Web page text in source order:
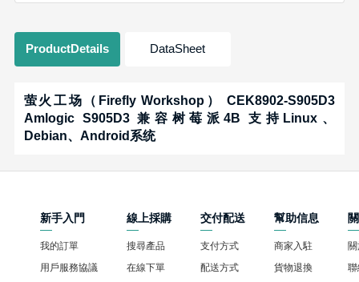
ProductDetails DataSheet
萤火工场（Firefly Workshop） CEK8902-S905D3
Amlogic S905D3 兼容树莓派4B 支持Linux、
Debian、Android系统
新手入門
我的訂單
用戶服務協議
線上採購
搜尋產品
在線下單
交付配送
支付方式
配送方式
幫助信息
商家入駐
貨物退換